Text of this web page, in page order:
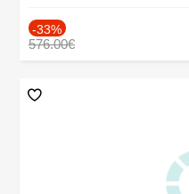
-33%
576.00€